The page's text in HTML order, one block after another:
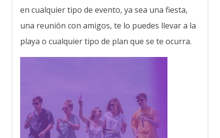
en cualquier tipo de evento, ya sea una fiesta,
una reunión con amigos, te lo puedes llevar a la
playa o cualquier tipo de plan que se te ocurra.